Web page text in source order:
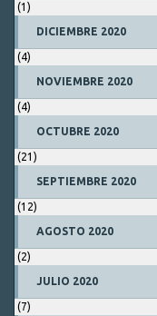
(1)
DICIEMBRE 2020
(4)
NOVIEMBRE 2020
(4)
OCTUBRE 2020
(21)
SEPTIEMBRE 2020
(12)
AGOSTO 2020
(2)
JULIO 2020
(7)